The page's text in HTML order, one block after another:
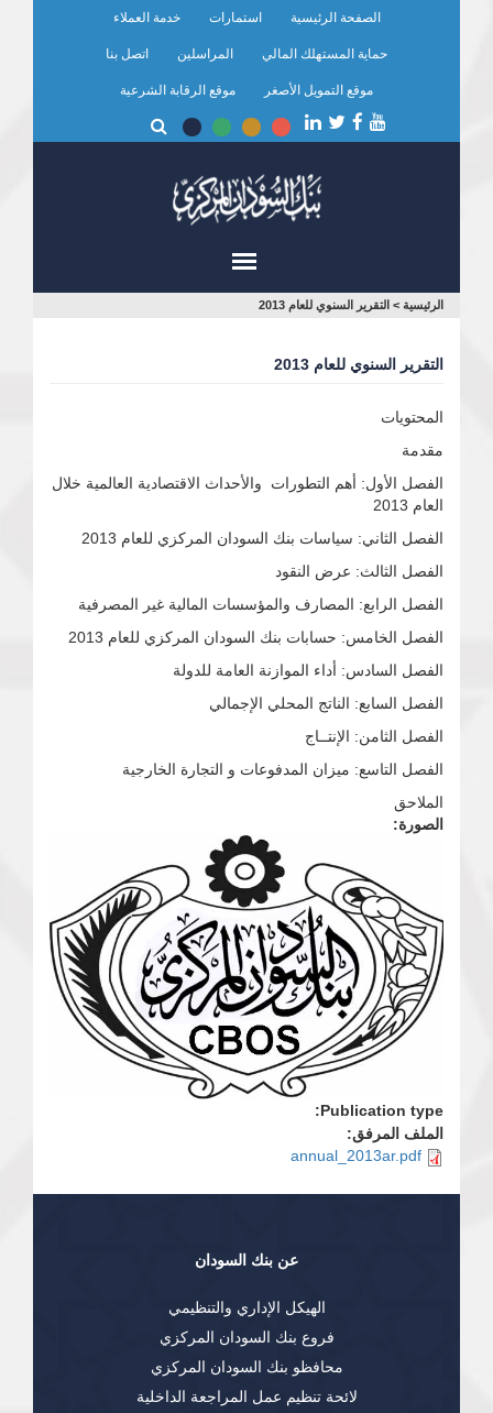
الصفحة الرئيسية استمارات خدمة العملاء
حماية المستهلك المالي المراسلين اتصل بنا
موقع التمويل الأصغر موقع الرقابة الشرعية
أنت
هنا
الرئيسية > التقرير السنوي للعام 2013
التقرير السنوي للعام 2013
المحتويات
مقدمة
الفصل الأول: أهم التطورات والأحداث الاقتصادية العالمية خلال
العام 2013
الفصل الثاني: سياسات بنك السودان المركزي للعام 2013
الفصل الثالث: عرض النقود
الفصل الرابع: المصارف والمؤسسات المالية غير المصرفية
الفصل الخامس: حسابات بنك السودان المركزي للعام 2013
الفصل السادس: أداء الموازنة العامة للدولة
الفصل السابع: الناتج المحلي الإجمالي
الفصل الثامن: الإنتــاج
الفصل التاسع: ميزان المدفوعات و التجارة الخارجية
الملاحق
الصورة:
Publication type:
الملف المرفق:
annual_2013ar.pdf
عن بنك السودان
الهيكل الإداري والتنظيمي
فروع بنك السودان المركزي
محافظو بنك السودان المركزي
لائحة تنظيم عمل المراجعة الداخلية